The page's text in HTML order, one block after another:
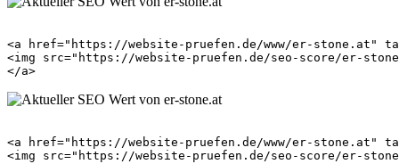
<a href="https://website-pruefen.de/www/er-stone.at"
<img src="https://website-pruefen.de/seo-score/er-
<a href="https://website-pruefen.de/www/er-stone.at"
<img src="https://website-pruefen.de/seo-score/er-